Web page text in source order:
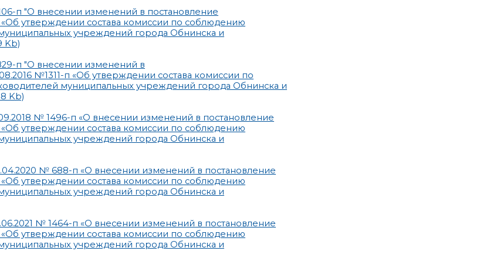
п "О внесении изменений в постановление
утверждении состава комиссии по соблюдению
учреждений города Обнинска и
Kb)
п "О внесении изменений в
№1311-п «Об утверждении состава комиссии по
муниципальных учреждений города Обнинска и
Kb)
№ 1496-п «О внесении изменений в постановление
утверждении состава комиссии по соблюдению
учреждений города Обнинска и
№ 688-п «О внесении изменений в постановление
утверждении состава комиссии по соблюдению
учреждений города Обнинска и
№ 1464-п «О внесении изменений в постановление
утверждении состава комиссии по соблюдению
учреждений города Обнинска и